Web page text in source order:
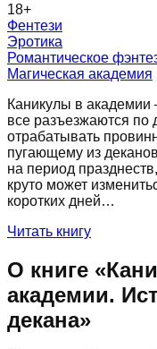
18+
Фентези
Эротика
Романтическое
Магическая академия
Каникулы в академии
все разъезжаются по
отрабатывать
пугающему из
на период
круто может
коротких дней…
Читать книгу
О книге «
академии.
декана»